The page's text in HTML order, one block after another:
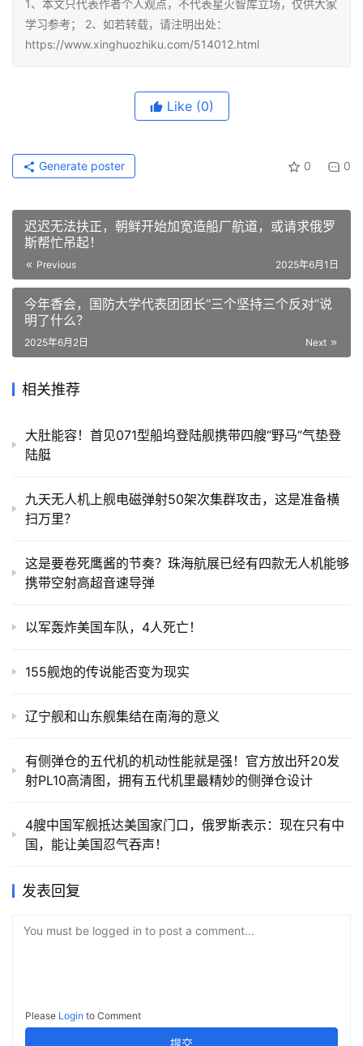
1、本文只代表作者个人观点，不代表星火智库立场，仅供大家
学习参考； 2、如若转载，请注明出处：
https://www.xinghuozhiku.com/514012.html
Like (0)
0 0
Generate poster
迟迟无法扶正，朝鲜开始加宽造船厂航道，或请求俄罗
斯帮忙吊起！
Previous 2025年6月1日
今年香会，国防大学代表团团长“三个坚持三个反对”说
明了什么？
Next
2025年6月2日
相关推荐
大肚能容！首见071型船坞登陆舰携带四艘“野马”气垫登
陆艇
九天无人机上舰电磁弹射50架次集群攻击，这是准备横
扫万里？
这是要卷死鹰酱的节奏？珠海航展已经有四款无人机能够
携带空射高超音速导弹
以军轰炸美国车队，4人死亡！
155舰炮的传说能否变为现实
辽宁舰和山东舰集结在南海的意义
有侧弹仓的五代机的机动性能就是强！官方放出歼20发
射PL10高清图，拥有五代机里最精妙的侧弹仓设计
4艘中国军舰抵达美国家门口，俄罗斯表示：现在只有中
国，能让美国忍气吞声！
发表回复
You must be logged in to post a comment...
Please Login to Comment